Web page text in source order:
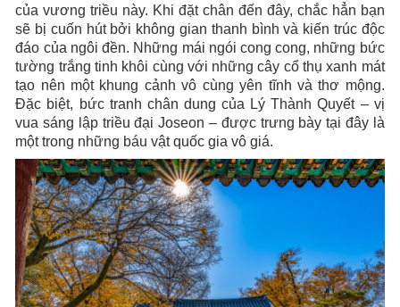
của vương triều này. Khi đặt chân đến đây, chắc hẳn bạn
sẽ bị cuốn hút bởi không gian thanh bình và kiến trúc độc
đáo của ngôi đền. Những mái ngói cong cong, những bức
tường trắng tinh khôi cùng với những cây cổ thụ xanh mát
tạo nên một khung cảnh vô cùng yên tĩnh và thơ mộng.
Đặc biệt, bức tranh chân dung của Lý Thành Quyết – vị
vua sáng lập triều đại Joseon – được trưng bày tại đây là
một trong những báu vật quốc gia vô giá.